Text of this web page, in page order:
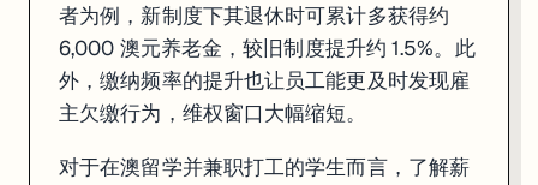
者为例，新制度下其退休时可累计多获得约
6,000 澳元养老金，较旧制度提升约 1.5%。此
外，缴纳频率的提升也让员工能更及时发现雇
主欠缴行为，维权窗口大幅缩短。
对于在澳留学并兼职打工的学生而言，了解薪